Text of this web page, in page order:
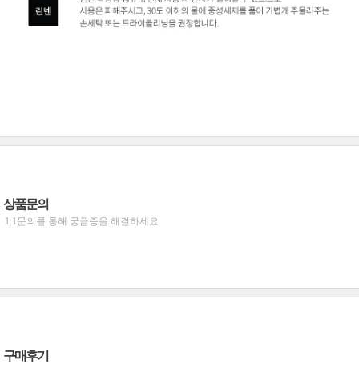
상품문의
1:1문의를 통해 궁금증을 해결하세요.
구매후기